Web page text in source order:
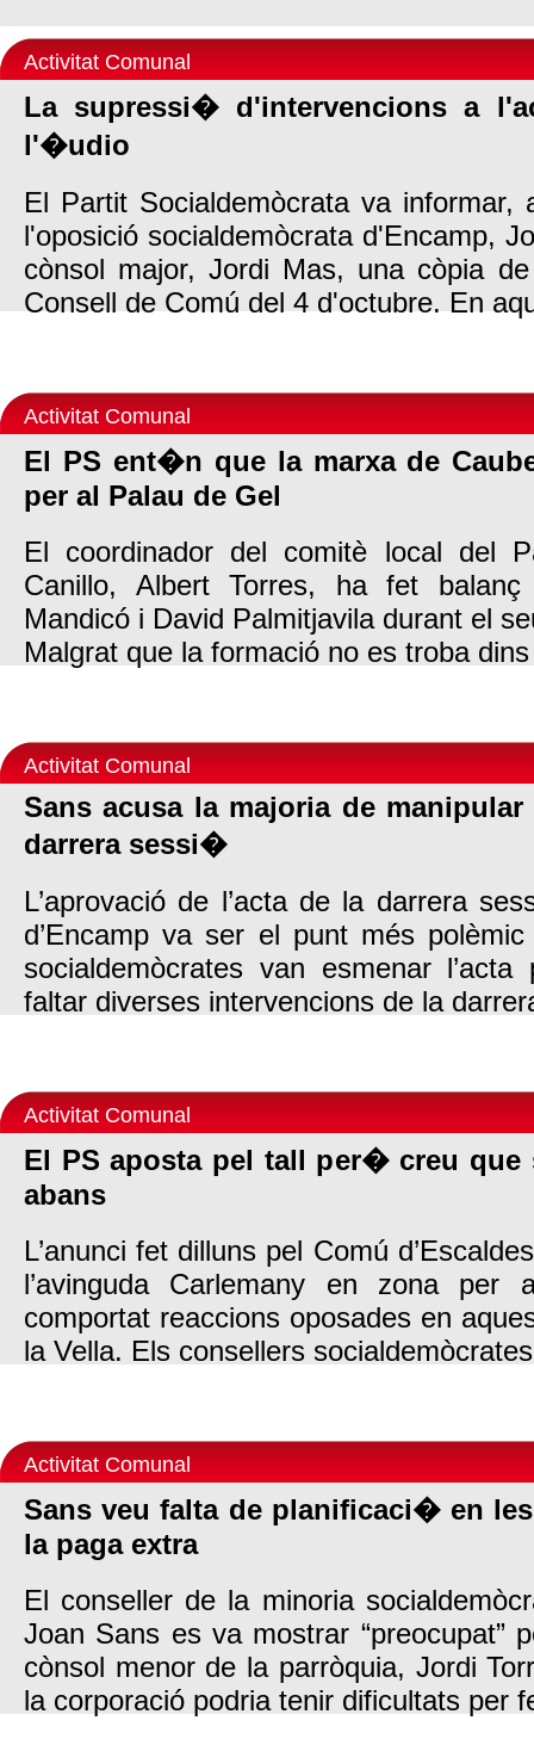
Activitat Comunal
La supressi� d'intervencions a
l'�udio
El Partit Socialdemòcrata va informar,
l'oposició socialdemòcrata d'Encamp,
cònsol major, Jordi Mas, una còpia
Consell de Comú del 4 d'octubre. En
Activitat Comunal
El PS ent�n que la marxa de
per al Palau de Gel
El coordinador del comitè local del
Canillo, Albert Torres, ha fet
Mandicó i David Palmitjavila durant el
Malgrat que la formació no es troba
Activitat Comunal
Sans acusa la majoria de
darrera sessi�
L’aprovació de l’acta de la darrera
d’Encamp va ser el punt més
socialdemòcrates van esmenar
faltar diverses intervencions de la
Activitat Comunal
El PS aposta pel tall per� creu
abans
L’anunci fet dilluns pel Comú
l’avinguda Carlemany en zona
comportat reaccions oposades en
la Vella. Els consellers
Activitat Comunal
Sans veu falta de planificaci� en
la paga extra
El conseller de la minoria
Joan Sans es va mostrar “preocupat”
cònsol menor de la parròquia, Jordi
la corporació podria tenir dificultats per